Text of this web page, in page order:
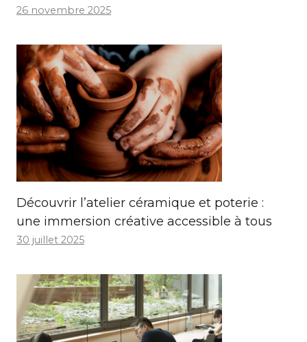
26 novembre 2025
Découvrir l’atelier céramique et poterie :
une immersion créative accessible à tous
30 juillet 2025